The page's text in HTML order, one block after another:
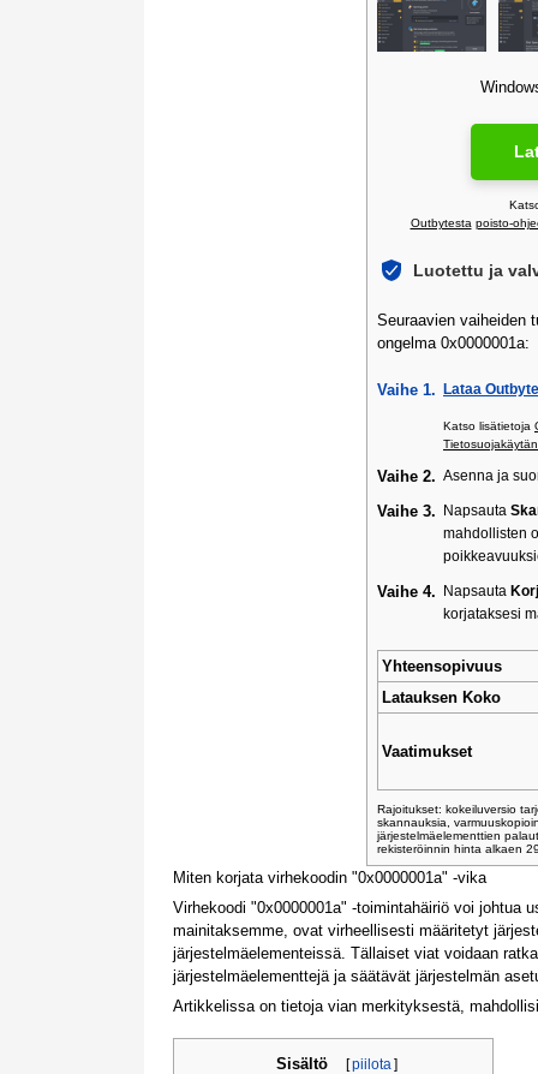
Miten korjata virhekoodin "0x0000001a" -vika
Virhekoodi "0x0000001a" -toimintahäiriö voi johtua
mainitaksemme, ovat virheellisesti määritetyt
järjestelmäelementeissä. Tällaiset viat voidaan
järjestelmäelementtejä ja säätävät järjestelmän
Artikkelissa on tietoja vian merkityksestä,
Sisältö [ piilota ]
Outbytesta poisto-
Luotettu ja
Seuraavien vaiheiden
ongelma 0x0000001a:
Vaihe 1. Lataa
Katso lisätietoja
Vaihe 2. Asenna ja
Vaihe 3. Napsauta
mahdollisten
Vaihe 4. Napsauta
korjataksesi
Yhteensopivuus
Latauksen Koko
Vaatimukset
Rajoitukset: kokeiluversio
skannauksia,
järjestelmäelementtien
rekisteröinnin hinta alkaen